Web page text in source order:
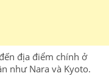
địa điểm chính ở
như Nara và Kyoto.